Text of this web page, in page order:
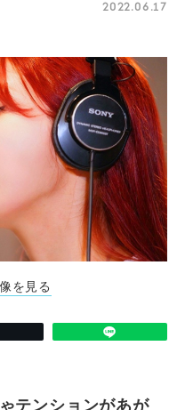
2022.06.17
を見る
テンションがあが